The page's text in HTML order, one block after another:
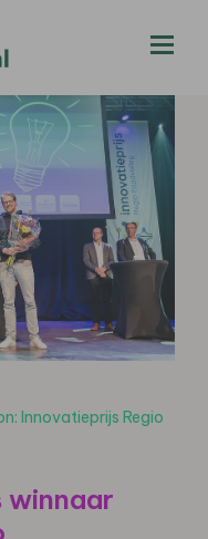
Innovatieprijs Regio
winnaar